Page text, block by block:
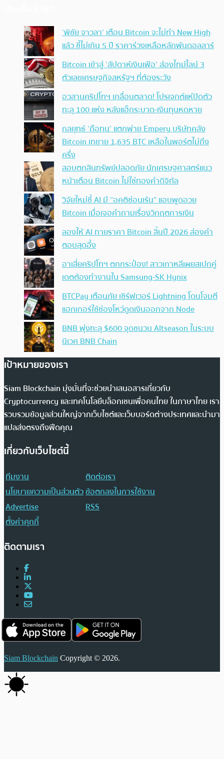
‘พิชัย จาวลา’ เตือน Bitcoin จะไม่ทำ New High
แล้ว ชี้ไม่เกิน 5 ปี ราคาร่วงเหลือหลักพันดอลลาร์
Bitcoin เข้าสู่ ‘สัปดาห์เงินเฟ้อ’ ส่องไทม์ไลน์ 3
ตัวเลขเศรษฐกิจสหรัฐฯ ที่ต้องระวัง
อวสานคริปโทฯ เกลื่อนตลาด! โปรเจกต์แห่ปิดตัว
ทะลุ 100 แห่ง หลังแฮ็กระบาด-เงินทุนหดหาย
กลยุทธ์ ‘ถือทน’ แตกพ่าย Empery บริษัทคลัง
Bitcoin เทขาย 1,635 BTC เหลือในพอร์ตไม่ถึง
ครึ่ง
สอบตกสินทรัพย์ปลอดภัย นักเศรษฐศาสตร์แนว
หน้าเตือน Bitcoin ไม่ใช่ทองคำดิจิทัล
วิจัยใหม่ชี้ AI มี “อคติซ่อนเร้น” แอบพูดอวย
Bitcoin เมื่อเจอคำถามเรื่องวิกฤตการเงิน
ลองให้ AI ทายราคา Bitcoin สิ้นปี 2026 ส่องคำ
ตอบสุดอึ้ง
อาเสี่ยคริปโทฯ ตกกระป๋อง! สาวเกาหลีเผยสเปกคู่
เดตต้องทำงานใน Samsung-SK Hynix
BTCPay เตือนภัย เซิร์ฟเวอร์ Lightning โดนโจมตี
แฮกเกอร์ใช้ช่องโหว่ดูดเงินออกจาก Node
BNB พุ่งทะลุ $600 จุดชนวน Altseason ในระบบ
นิเวศ BNB Chain
เป้าหมายของเรา
Siam Blockchain มุ่งมั่นที่จะช่วยนำเสนอสารเกี่ยวกับ
Cryptocurrency และเทคโนโลยีบล็อกเชนเพื่อคนไทย ในภาษาไทย เรา
รวบรวมข้อมูลส่วนใหญ่จากเว็บไซต์และเว็บบอร์ดต่างประเทศและนำมา
แปลส่งตรงถึงฟีดคุณ
เกี่ยวกับเว็บไซต์นี้
ทีมงาน
ติดต่อเรา
นโยบายความเป็นส่วนตัวข้อตกลงในการใช้งาน
Advertise
RSS
ตั้งค่าคุกกี้
ติดตามเรา
Siam Blockchain Copyright © 2026.